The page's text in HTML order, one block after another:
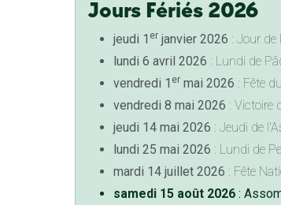
Jours Fériés 2026
jeudi 1 erjanvier 2026 : Jour de
lundi 6 avril 2026 : Lundi de
vendredi 1 ermai 2026 : Fête
vendredi 8 mai 2026 : Victoire
jeudi 14 mai 2026 : Jeudi de
lundi 25 mai 2026 : Lundi de
mardi 14 juillet 2026 : Fête
samedi 15 août 2026: